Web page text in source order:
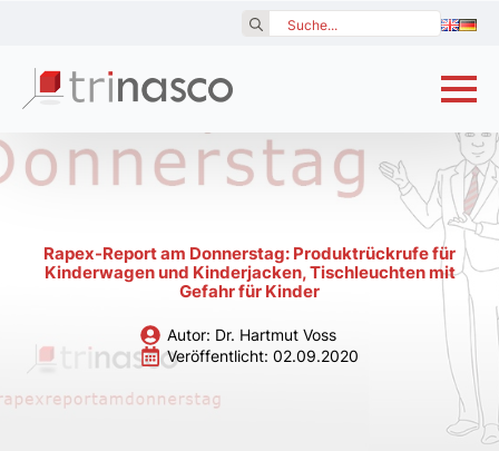
Search
Rapex-Report am Donnerstag: Produktrückrufe für
Kinderwagen und Kinderjacken, Tischleuchten mit
Gefahr für Kinder
Autor: Dr. Hartmut Voss
Veröffentlicht: 02.09.2020